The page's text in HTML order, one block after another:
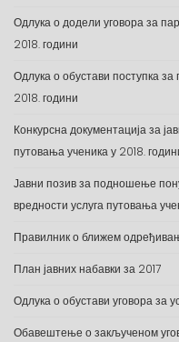
Одлука о додели уговора за
2018. години
Одлука о обустави поступка за
2018. години
Конкурсна документација за
путовања ученика у 2018.
Јавни позив за подношење
вредности услуга путовања
Правилник о ближем
План јавних набавки за 2017
Одлука о обустави уговора за
Обавештење о закљученом